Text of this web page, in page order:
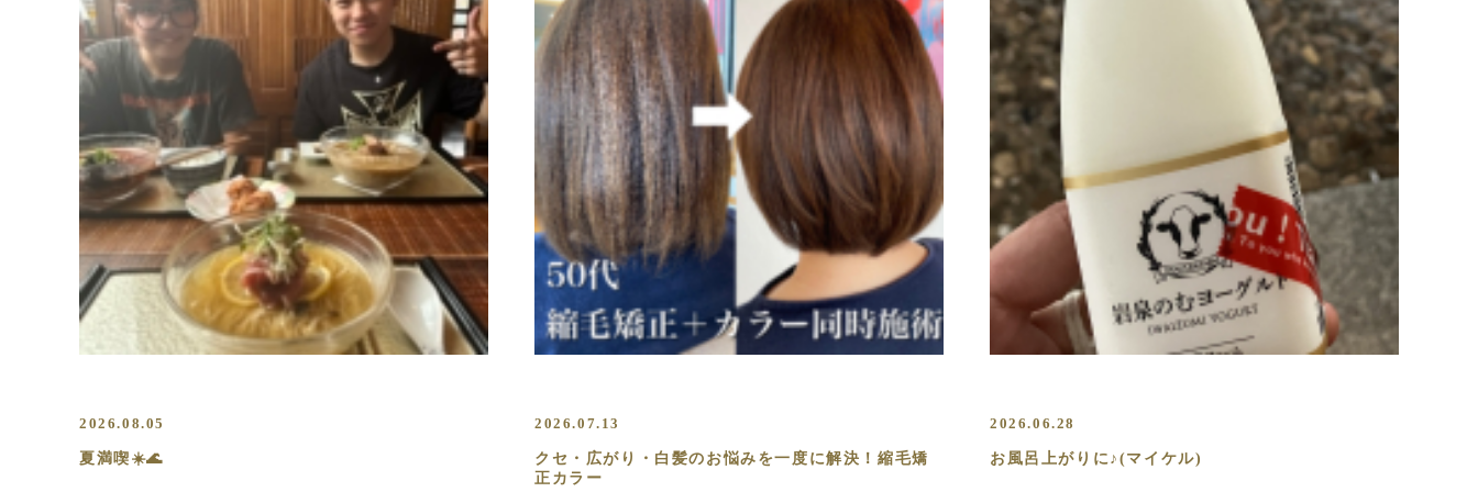
2026.08.05
夏満喫☀️🌊
2026.07.13
クセ・広がり・白髪のお悩みを一度に解決！縮毛矯
正カラー
2026.06.28
お風呂上がりに♪(マイケル)